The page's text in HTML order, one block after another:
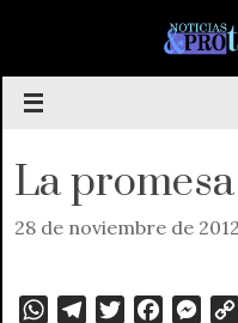
contenido
La
28 de noviembre de 2012
W
M